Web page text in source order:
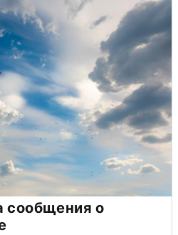
сообщения о